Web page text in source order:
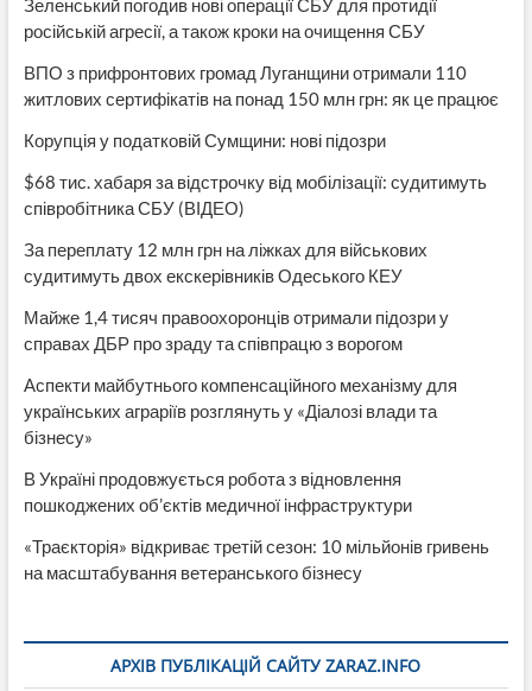
Зеленський погодив нові операції СБУ для протидії
російській агресії, а також кроки на очищення СБУ
ВПО з прифронтових громад Луганщини отримали 110
житлових сертифікатів на понад 150 млн грн: як це працює
Корупція у податковій Сумщини: нові підозри
$68 тис. хабаря за відстрочку від мобілізації: судитимуть
співробітника СБУ (ВІДЕО)
За переплату 12 млн грн на ліжках для військових
судитимуть двох екскерівників Одеського КЕУ
Майже 1,4 тисяч правоохоронців отримали підозри у
справах ДБР про зраду та співпрацю з ворогом
Аспекти майбутнього компенсаційного механізму для
українських аграріїв розглянуть у «Діалозі влади та
бізнесу»
В Україні продовжується робота з відновлення
пошкоджених об’єктів медичної інфраструктури
«Траєкторія» відкриває третій сезон: 10 мільйонів гривень
на масштабування ветеранського бізнесу
АРХІВ ПУБЛІКАЦІЙ САЙТУ ZARAZ.INFO